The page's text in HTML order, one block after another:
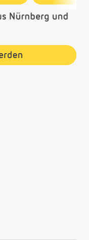
Nürnberg und